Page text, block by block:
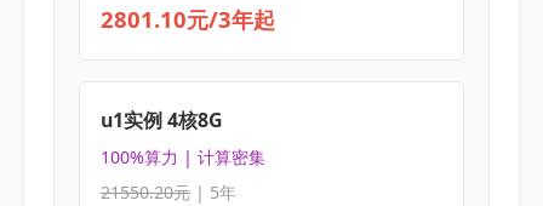
2801.10元/3年起
u1实例 4核8G
100%算力 | 计算密集
21550.20元| 5年